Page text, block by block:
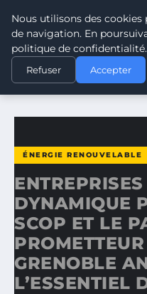
CLIMATE
ACCUEIL
ÉNERGIE
ENTREPRISES : LA
ÉNERGIE RENOUVELABLE
DYNAMIQUE
SCOP ET LE
GRENOBLE
L’ESSENTIEL
Nous utilisons des
de navigation. En
politique de confidentialité.
Refuser Accepter